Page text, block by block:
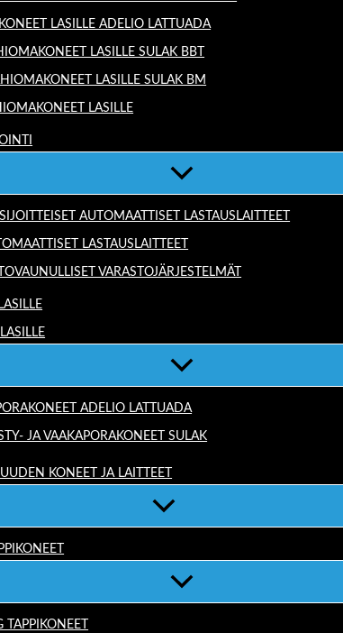
LASILLE ADELIO LATTUADA
LASILLE SULAK BBT
LASILLE SULAK BM
LASILLE
AUTOMAATTISET LASTAUSLAITTEET
LASTAUSLAITTEET
VARASTOJÄRJESTELMÄT
ADELIO LATTUADA
JA VAAKAPORAKONEET SULAK
KONEET JA LAITTEET